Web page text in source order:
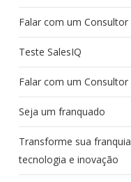
Falar com um
Teste SalesIQ
Falar com um Consultor
Seja um franquado
Transforme sua
tecnologia e inovação